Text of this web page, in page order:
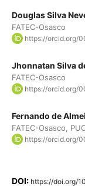
Douglas Silva
FATEC-Osasco
https://orcid.org/
Jhonnatan Silva
FATEC-Osasco
https://orcid.org/
Fernando de
FATEC-Osasco,
https://orcid.org/
DOI: https://doi.org/